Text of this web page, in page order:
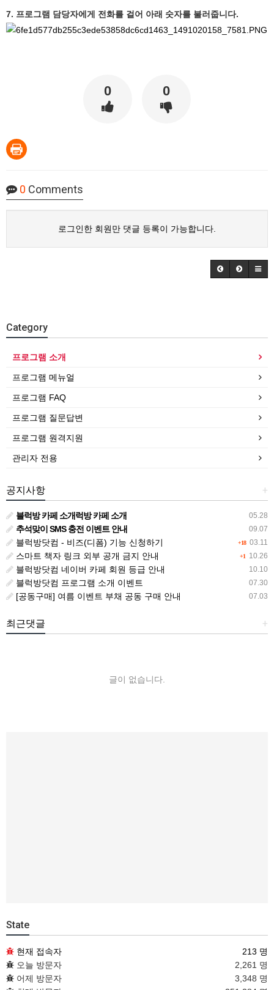
7. 프로그램 담당자에게 전화를 걸어 아래 숫자를 불러줍니다.
0 0
0 Comments
로그인한 회원만 댓글 등록이 가능합니다.
Category
프로그램 소개
프로그램 메뉴얼
프로그램 FAQ
프로그램 질문답변
프로그램 원격지원
관리자 전용
+
공지사항
05.28
블럭방 카페 소개럭방 카페 소개
09.07
추석맞이 SMS 충전 이벤트 안내
+18 03.11
블럭방닷컴 - 비즈(디폼) 기능 신청하기
+1 10.26
스마트 책자 링크 외부 공개 금지 안내
10.10
블럭방닷컴 네이버 카페 회원 등급 안내
07.30
블럭방닷컴 프로그램 소개 이벤트
07.03
[공동구매] 여름 이벤트 부채 공동 구매 안내
+
최근댓글
글이 없습니다.
State
현재 접속자
213 명
오늘 방문자
2,261 명
어제 방문자
3,348 명